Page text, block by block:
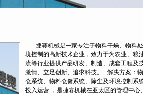
捷赛机械是一家专注于物料干燥、物料
境控制的高新技术企业，致力于为农业、粮
流等行业提供产品研发、制造、成套工程及
激情、立足创新、追求科技。 解决方案：
仓系统、物料仓储系统、除尘及环境控制
投入运营 ，是捷赛机械在亚太区的管理中